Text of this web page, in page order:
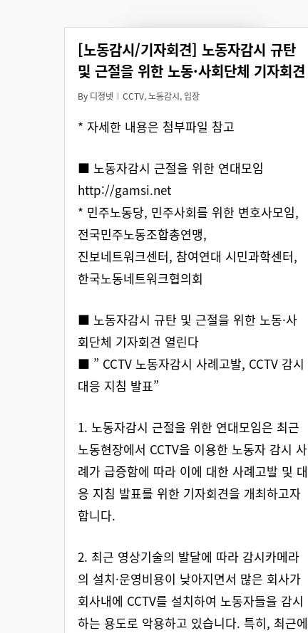
[노동감시/기자회견] 노동자감시 규탄
및 근절을 위한 노동·사회단체 기자회견
By 디정넷 CCTV,노동감시, 입장
* 자세한 내용은 첨부파일 참고
■ 노동자감시 근절을 위한 연대모임
http://gamsi.net
* 민주노동당, 민주사회를 위한 변호사모임,
전국민주노동조합총연맹,
진보네트워크센터, 참여연대 시민과학센터,
한국노동네트워크협의회
■ 노동자감시 규탄 및 근절을 위한 노동·사
회단체 기자회견 열린다
■ ” CCTV 노동자감시 사례고발, CCTV 감시
대응 지침 발표”
1. 노동자감시 근절을 위한 연대모임은 최근
노동현장에서 CCTV을 이용한 노동자 감시 사
례가 급증함에 따라 이에 대한 사례고발 및 대
응 지침 발표를 위한 기자회견을 개최하고자
합니다.
2. 최근 영상기술의 발달에 따라 감시카메라
의 설치·운영비용이 낮아지면서 많은 회사가
회사내에 CCTV를 설치하여 노동자들을 감시
하는 용도로 악용하고 있습니다. 특히, 최근에